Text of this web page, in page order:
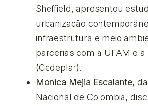
Sheffield, apresentou
urbanização
infraestrutura e meio
parcerias com a UFAM e a
(Cedeplar).
Mónica Mejia Escalante, da
Nacional de Colombia,